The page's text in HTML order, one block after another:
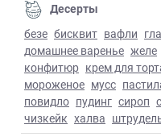
Десерты
безе бисквит вафли
домашнее варенье желе
конфитюр крем для
мороженое мусс
повидло пудинг сироп
чизкейк халва